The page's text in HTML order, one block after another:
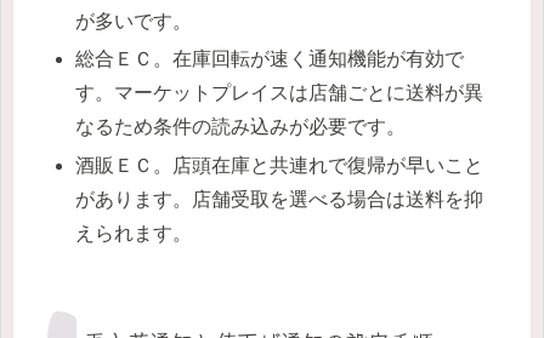
が多いです。
総合ＥＣ。在庫回転が速く通知機能が有効で
す。マーケットプレイスは店舗ごとに送料が異
なるため条件の読み込みが必要です。
酒販ＥＣ。店頭在庫と共連れで復帰が早いこと
があります。店舗受取を選べる場合は送料を抑
えられます。